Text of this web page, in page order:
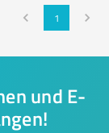
1
und E-